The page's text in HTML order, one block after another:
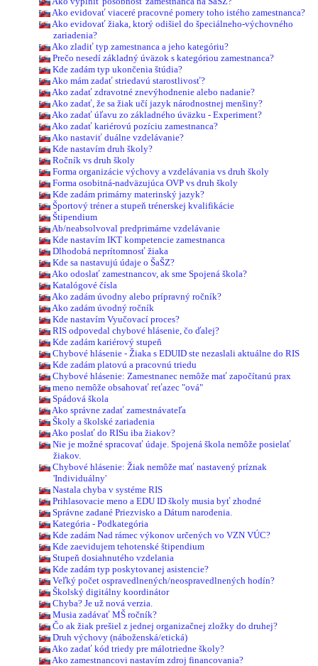
Ako evidovať viaceré pracovné pomery toho istého zamestnanca?
Ako evidovať žiaka, ktorý odišiel do špeciálneho-výchovného
zariadenia?
Ako zladiť typ zamestnanca a jeho kategóriu?
Prečo nesedí základný úväzok s kategóriou zamestnanca?
Kde zadám typ ukončenia štúdia?
Ako mám zadať striedavú starostlivosť?
Ako zadať zdravotné znevýhodnenie alebo nadanie?
Ako zadať, že sa žiak učí jazyk národnostnej menšiny?
Ako zadať úľavu zo základného úväzku - Experiment?
Ako zadať kariérovú pozíciu zamestnanca?
Ako nastaviť duálne vzdelávanie?
Kde nastavím druh školy?
Ročník vs druh školy
Forma organizácie výchovy a vzdelávania vs druh školy
Forma osobitná-nadväzujúca OVP vs druh školy
Kde zadám primárny materinský jazyk?
Športový tréner a stupeň trénerskej kvalifikácie
Štipendium
Ab/neabsolvoval predprimárne vzdelávanie
Kde nastavím IKT kompetencie zamestnanca
Dlhodobá neprítomnosť žiaka
Kde sa nastavujú údaje o ŠaŠZ?
Ako odoslať zamestnancov, ak sme Spojená škola?
Katalógové čísla
Ako zadám úvodny alebo prípravný ročník?
Ako zadám úvodný ročník
Kde nastavím Vyučovací proces?
RIS odpovedal chybové hlásenie, čo ďalej?
Kde zadám kariérový stupeň
Chybové hlásenie - Žiaka s EDUID ste nezaslali aktuálne do RIS
Kde zadám platovú a pracovnú triedu
Chybové hlásenie: Zamestnanec nemôže mať započítanú prax
meno nemôže obsahovať reťazec "ová"
Spádová škola
Ako správne zadať zamestnávateľa
Školy a školské zariadenia
Ako poslať do RISu iba žiakov?
Nie je možné spracovať údaje. Spojená škola nemôže posielať
žiakov.
Chybové hlásenie: Žiak nemôže mať nastavený príznak
'Individuálny'
Nastala chyba v systéme RIS
Prihlasovacie meno a EDU ID školy musia byť zhodné
Správne zadané Priezvisko a Dátum narodenia.
Kategória - Podkategória
Kde zadám Nad rámec výkonov určených vo VZN VÚC?
Kde zaevidujem tehotenské štipendium
Stupeň dosiahnutého vzdelania
Kde zadám typ poskytovanej asistencie?
Veľký počet ospravedlnených/neospravedlnených hodín?
Školský digitálny koordinátor
Chyba? Je už nová verzia.
Musia zadávať MŠ ročník?
Čo ak žiak prešiel z jednej organizačnej zložky do druhej?
Druh výchovy (náboženská/etická)
Ako zadať kód triedy pre málotriedne školy?
Ako zamestnancovi nastavím zdroj financovania?